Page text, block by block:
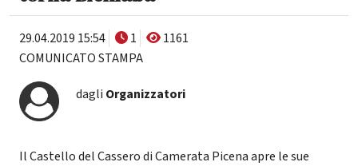
29.04.2019 15:54 1
1161
COMUNICATO STAMPA
dagli Organizzatori
Il Castello del Cassero di Camerata Picena apre le sue